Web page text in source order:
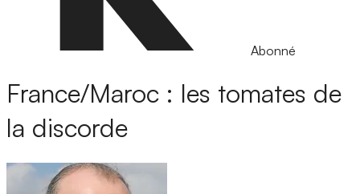
Abonné
France/Maroc : les tomates de
la discorde